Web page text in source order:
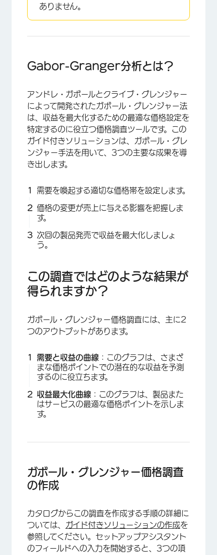
×
ありません。
Gabor-Granger分析とは？
アンドレ・ガボールとクライブ・グレンジャー
によって開発されたガボール・グレンジャー法
は、収益を最大化するための最適な価格設定を
特定するのに役立つ価格調査ツールです。この
ガイド付きソリューションは、ガボール・グレ
ンジャー手法を用いて、3つの主要な成果を導
き出します。
需要を喚起する適切な価格帯を設定します。
価格の変更が売上に与える影響を把握しま
す。
次回の製品発売で収益を最大化しましょ
う。
この調査ではどのような結果が
得られますか？
ガボール・グレンジャー価格調査には、主に2
つのアウトプットがあります。
需要と収益の曲線 ：このグラフは、さまざ
まな価格ポイントでの潜在的な収益を予測
するのに役立ちます。
収益最大化曲線 ：このグラフは、製品また
はサービスの最適な価格ポイントを示しま
す。
ガボール・グレンジャー価格調査
の作成
カタログからこの調査を作成する手順の詳細に
ついては、 ガイド付きソリューションの作成を
参照してください。セットアップアシスタント
のフィールドへの入力を開始すると、3つの項